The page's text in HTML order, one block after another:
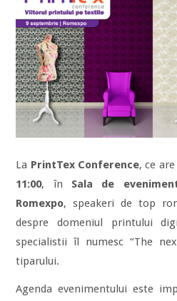
La PrintTex Conference, ce
11:00, în Sala de
Romexpo, speakeri de top
despre domeniul printului
specialistii îl numesc “The
tiparului.
Agenda evenimentului este